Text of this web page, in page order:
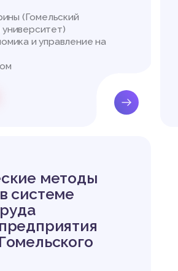
(Гомельский
и управление на
методы
системе